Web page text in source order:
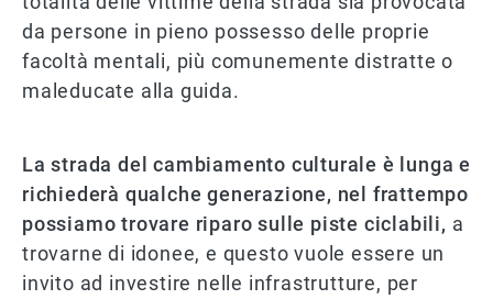
da persone in pieno possesso delle proprie
facoltà mentali, più comunemente distratte o
maleducate alla guida.
La strada del cambiamento culturale è lunga e
richiederà qualche generazione, nel frattempo
possiamo trovare riparo sulle piste ciclabili, a
trovarne di idonee, e questo vuole essere un
invito ad investire nelle infrastrutture, per